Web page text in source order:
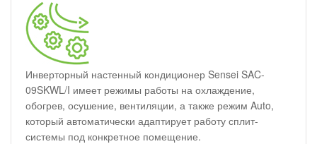
Инверторный настенный кондиционер Sensei SAC-
09SKWL/I имеет режимы работы на охлаждение,
обогрев, осушение, вентиляции, а также режим Auto,
который автоматически адаптирует работу сплит-
системы под конкретное помещение.